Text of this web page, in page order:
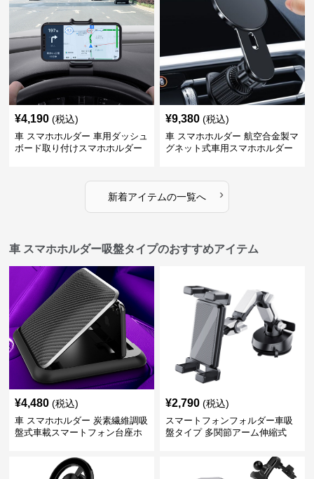
¥4,190 (税込)
車 スマホホルダー 車用ダッシュ
ボード取り付けスマホホルダー
¥9,380 (税込)
車 スマホホルダー 航空合金製マ
グネット式車用スマホホルダー
新着アイテムの一覧へ ›
車 スマホホルダー吸盤タイプのおすすめアイテム
¥4,480 (税込)
車 スマホホルダー 炭素繊維調吸
盤式車載スマートフォン台座ホ
¥2,790 (税込)
スマートフォンフォルダー車吸
盤タイプ 多関節アーム伸縮式